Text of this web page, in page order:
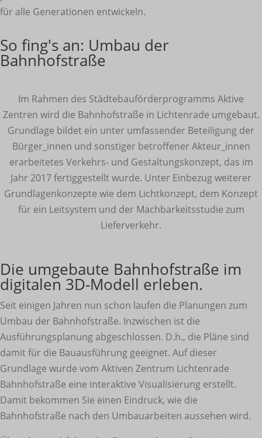
für alle Generationen entwickeln.
So fing's an: Umbau der
Bahnhofstraße
Im Rahmen des Städtebauförderprogramms Aktive
Zentren wird die Bahnhofstraße in Lichtenrade umgebaut.
Grundlage bildet ein unter umfassender Beteiligung der
Bürger_innen und sonstiger betroffener Akteur_innen
erarbeitetes Verkehrs- und Gestaltungskonzept, das im
Jahr 2017 fertiggestellt wurde. Unter Einbezug weiterer
Grundlagenkonzepte wie dem Lichtkonzept, dem Konzept
für ein Leitsystem und der Machbarkeitsstudie zum
Lieferverkehr.
Die umgebaute Bahnhofstraße im
digitalen 3D-Modell erleben.
Seit einigen Jahren nun schon laufen die Planungen zum
Umbau der Bahnhofstraße. Inzwischen ist die
Ausführungsplanung abgeschlossen. D.h., die Pläne sind
damit für die Bauausführung geeignet. Auf dieser
Grundlage wurde vom Aktiven Zentrum Lichtenrade
Bahnhofstraße eine interaktive Visualisierung erstellt.
Damit bekommen Sie einen Eindruck, wie die
Bahnhofstraße nach den Umbauarbeiten aussehen wird.